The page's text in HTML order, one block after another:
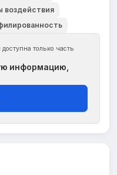
воздействия
только часть
информацию,